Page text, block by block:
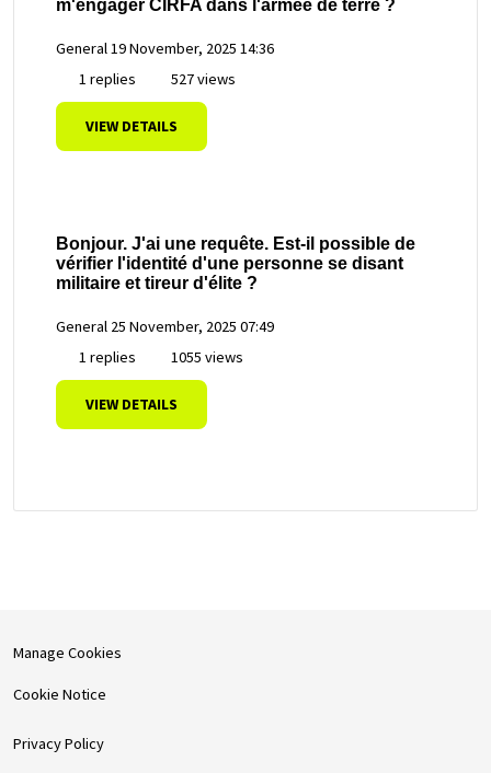
m'engager CIRFA dans l'armée de terre ?
General19 November, 2025 14:36
1 replies
527 views
VIEW DETAILS
Bonjour. J'ai une requête. Est-il possible de
vérifier l'identité d'une personne se disant
militaire et tireur d'élite ?
General 25 November, 2025 07:49
1 replies
1055 views
VIEW DETAILS
Manage Cookies
Cookie Notice
Privacy Policy